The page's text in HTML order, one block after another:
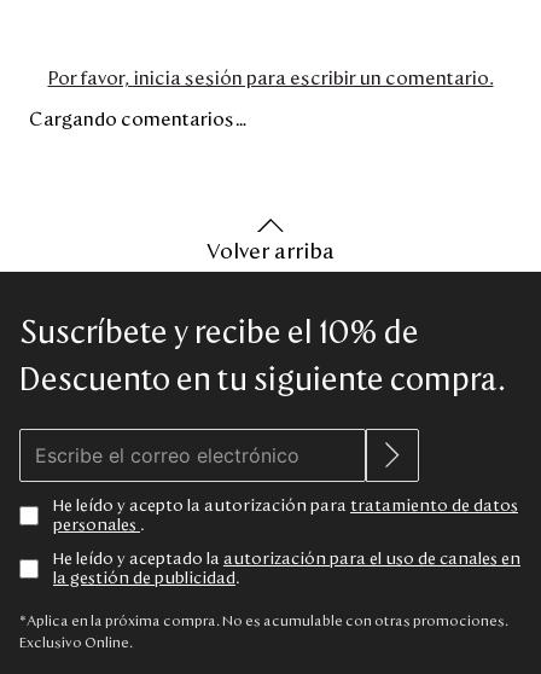
Por favor, inicia sesión para escribir un comentario.
Cargando comentarios…
Volver arriba
Suscríbete y recibe el 10% de
Descuento en tu siguiente compra.
He leído y acepto la autorización para tratamiento de datos
personales .
He leído y aceptado la autorización para el uso de canales en
la gestión de publicidad .
*Aplica en la próxima compra. No es acumulable con otras promociones.
Exclusivo Online.